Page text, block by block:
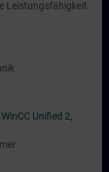
Leistungsfähigkeit
Unified 2,